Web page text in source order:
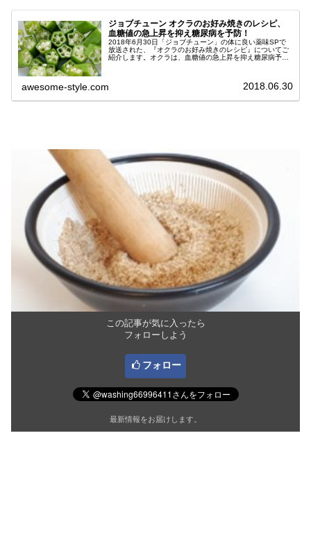
ジョブチューン オクラのお好み焼きのレシピ、
血糖値の急上昇を抑え糖尿病を予防！
2018年6月30日「ジョブチューン」の体に良い薬味SPで
放送された、『オクラのお好み焼きのレシピ』についてご
紹介します。オクラは、血糖値の急上昇を抑え糖尿病予防
awesome-style.com 2018.06.30
この記事が気に入ったら
フォローしよう
フォロー
最新情報をお届けします。